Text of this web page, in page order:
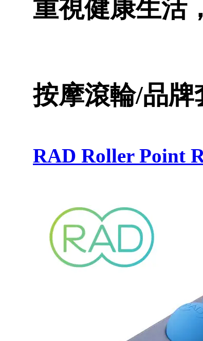
重視健康生活
按摩滾輪/品牌
RAD Roller Point